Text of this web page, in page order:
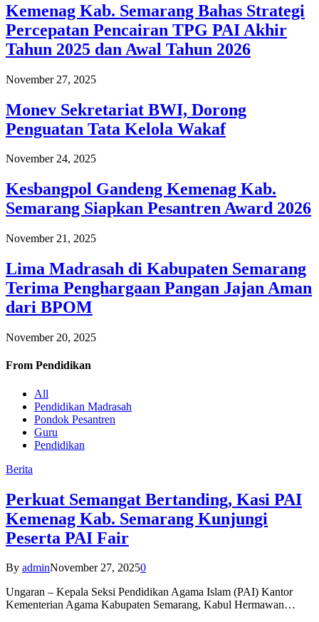
Kemenag Kab. Semarang Bahas Strategi
Percepatan Pencairan TPG PAI Akhir
Tahun 2025 dan Awal Tahun 2026
November 27, 2025
Monev Sekretariat BWI, Dorong
Penguatan Tata Kelola Wakaf
November 24, 2025
Kesbangpol Gandeng Kemenag Kab.
Semarang Siapkan Pesantren Award 2026
November 21, 2025
Lima Madrasah di Kabupaten Semarang
Terima Penghargaan Pangan Jajan Aman
dari BPOM
November 20, 2025
From Pendidikan
All
Pendidikan Madrasah
Pondok Pesantren
Guru
Pendidikan
Berita
Perkuat Semangat Bertanding, Kasi PAI
Kemenag Kab. Semarang Kunjungi
Peserta PAI Fair
By adminNovember 27, 20250
Ungaran – Kepala Seksi Pendidikan Agama Islam (PAI) Kantor
Kementerian Agama Kabupaten Semarang, Kabul Hermawan…